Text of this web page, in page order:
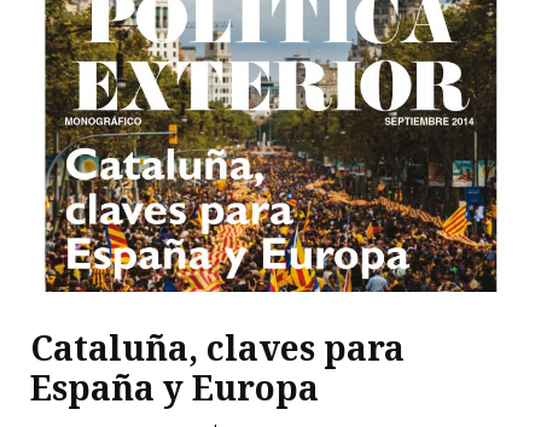
Cataluña, claves para
España y Europa